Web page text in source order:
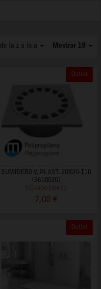
Mostrar 18
de la z a la a
Outlet
SUMIDERO V. PLAST. 20X20-110
(3610020)
SC-00018472
7,00 €
Outlet